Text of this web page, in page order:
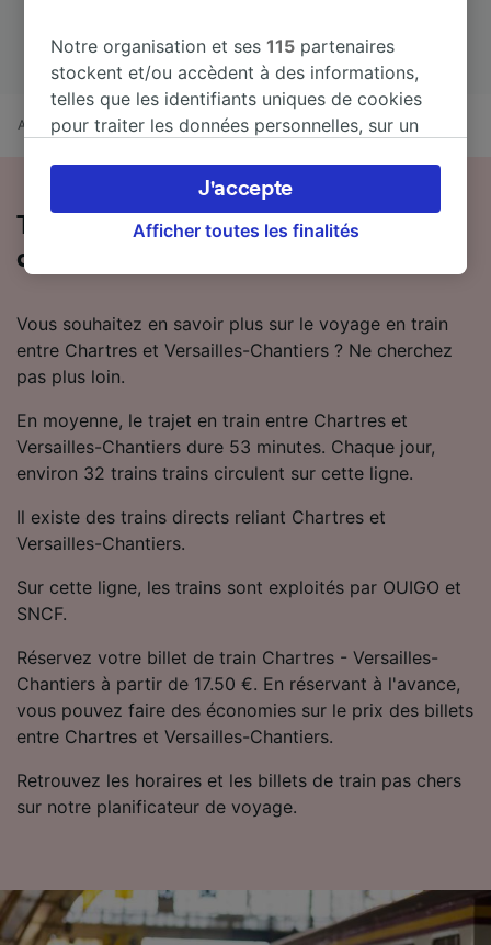
Accueil Horaires train Chartres à Versailles-Chantiers
Tout ce qu'il faut savoir sur les trains
de Chartres à Versailles-Chantiers
Vous souhaitez en savoir plus sur le voyage en train
entre Chartres et Versailles-Chantiers ? Ne cherchez
pas plus loin.
En moyenne, le trajet en train entre Chartres et
Versailles-Chantiers dure 53 minutes. Chaque jour,
environ 32 trains trains circulent sur cette ligne.
Il existe des trains directs reliant Chartres et
Versailles-Chantiers.
Sur cette ligne, les trains sont exploités par OUIGO et
SNCF.
Réservez votre billet de train Chartres - Versailles-
Chantiers à partir de 17.50 €. En réservant à l'avance,
vous pouvez faire des économies sur le prix des billets
entre Chartres et Versailles-Chantiers.
Retrouvez les horaires et les billets de train pas chers
sur notre planificateur de voyage.
Notre organisation et ses115 partenaires
stockent et/ou accèdent à des informations,
telles que les identifiants uniques de cookies
pour traiter les données personnelles, sur un
préférences, notamment en exerçant votre
droit d’opposition à l’intérêt légitime, en
cliquant ci-dessous ou à tout moment sur la
Vos données ne seront pas utilisées à des fins
de traçage si vous nous avez demandé de ne
pas vous tracer.
Nos équipes ainsi que nos partenaires
externes, traitent des données selon les
finalités suivantes :
Utiliser des données de géolocalisation
précises. Analyser activement les
caractéristiques de l’appareil pour
l’identification. Stocker et/ou accéder à des
informations sur un appareil. Publicités et
contenu personnalisés, mesure de
études d’audience et développement de
services.
Liste de nos partenaires (fournisseurs)
Afficher toutes les finalités
J'accepte